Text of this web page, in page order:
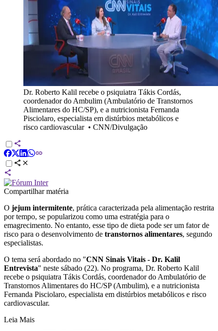
Dr. Roberto Kalil recebe o psiquiatra Tákis Cordás,
coordenador do Ambulim (Ambulatório de Transtornos
Alimentares do HC/SP), e a nutricionista Fernanda
Pisciolaro, especialista em distúrbios metabólicos e
risco cardiovascular• CNN/Divulgação
Compartilhar matéria
O jejum intermitente, prática caracterizada pela alimentação restrita
por tempo, se popularizou como uma estratégia para o
emagrecimento. No entanto, esse tipo de dieta pode ser um fator de
risco para o desenvolvimento de transtornos alimentares, segundo
especialistas.
O tema será abordado no "CNN Sinais Vitais - Dr. Kalil
Entrevista" neste sábado (22). No programa, Dr. Roberto Kalil
recebe o psiquiatra Tákis Cordás, coordenador do Ambulatório de
Transtornos Alimentares do HC/SP (Ambulim), e a nutricionista
Fernanda Pisciolaro, especialista em distúrbios metabólicos e risco
cardiovascular.
Leia Mais